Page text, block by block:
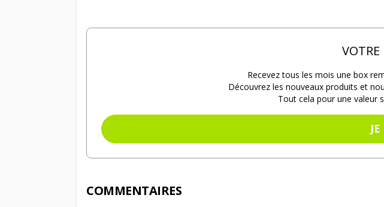
VOTRE
Recevez tous les mois une box
Découvrez les nouveaux produits et
Tout cela pour une valeur
COMMENTAIRES